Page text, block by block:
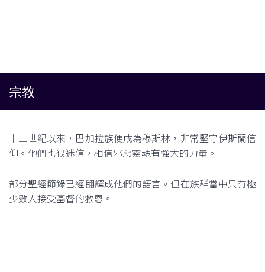
宗教
十三世紀以來，巴加拉族便成為穆斯林，非常堅守伊斯蘭信
仰。他們也很迷信，相信邪惡靈魂有強大的力量。
部分聖經節錄已經翻譯成他們的語言。但在族群當中只有極
少數人接受基督的救恩。